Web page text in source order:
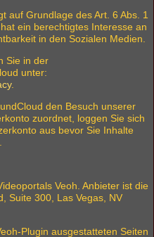
auf Grundlage des Art. 6 Abs. 1
ein berechtigtes Interesse an
in den Sozialen Medien.
Sie in der
unter:
.
den Besuch unserer
zuordnet, loggen Sie sich
aus bevor Sie Inhalte
Veoh. Anbieter ist die
Suite 300, Las Vegas, NV
Plugin ausgestatteten Seiten